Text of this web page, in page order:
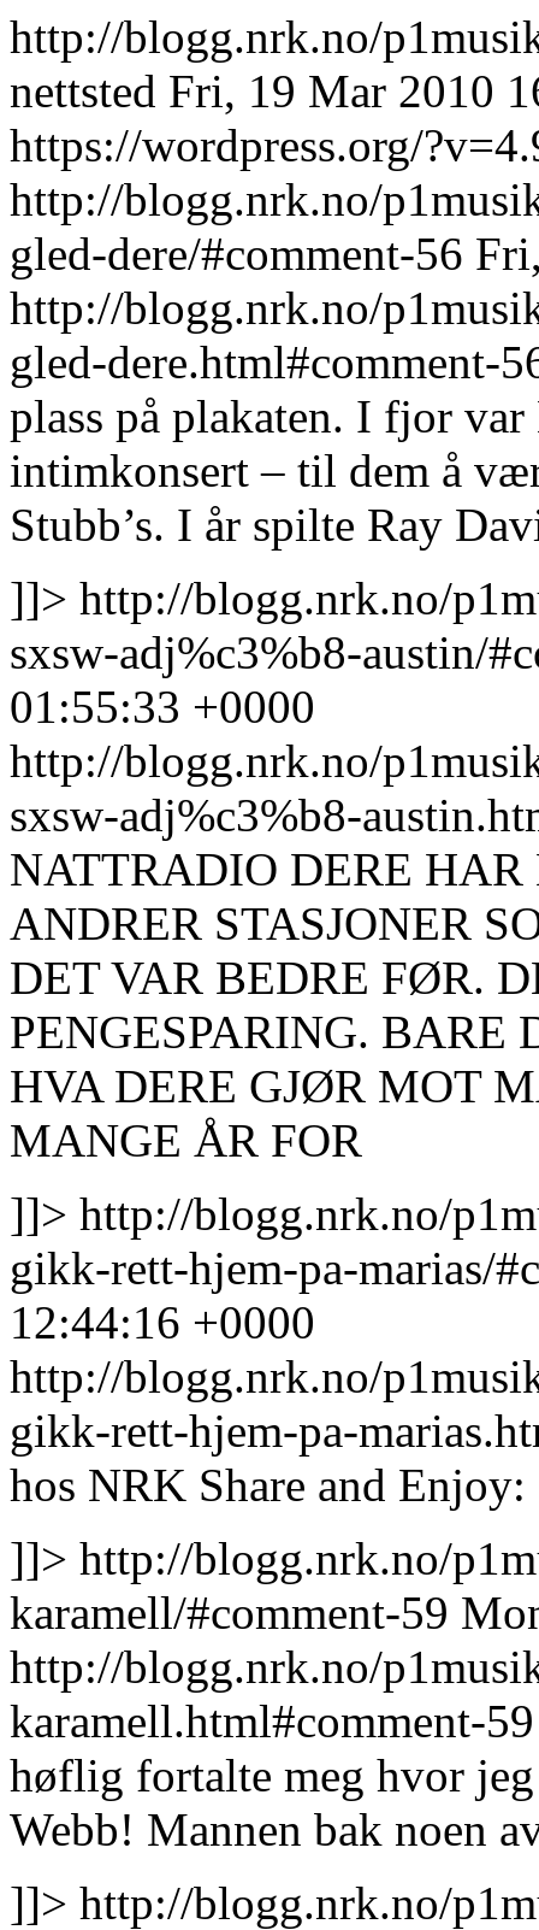
http://blogg.nrk.no/
nettsted Fri, 19 Mar 2010
https://wordpress.org/
http://blogg.nrk.no/
gled-dere/#comment-56
http://blogg.nrk.no/
gled-dere.html#comment-
plass på plakaten. I fjor
intimkonsert – til dem å
Stubb’s. I år spilte Ray
]]> http://blogg.nrk.no/
sxsw-adj%c3%b8-austin/
01:55:33 +0000
http://blogg.nrk.no/
sxsw-adj%c3%b8-
NATTRADIO DERE
ANDRER STASJONER
DET VAR BEDRE FØR.
PENGESPARING.
HVA DERE GJØR MOT
MANGE ÅR FOR
]]> http://blogg.nrk.no/
gikk-rett-hjem-pa-marias/
12:44:16 +0000
http://blogg.nrk.no/
gikk-rett-hjem-pa-
hos NRK Share and
]]> http://blogg.nrk.no/
karamell/#comment-59
http://blogg.nrk.no/
karamell.html#comment-59
høflig fortalte meg hvor
Webb! Mannen bak noen
]]> http://blogg.nrk.no/